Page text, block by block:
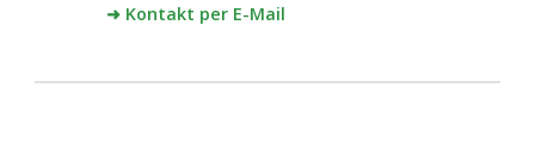
➜ Kontakt per E-Mail